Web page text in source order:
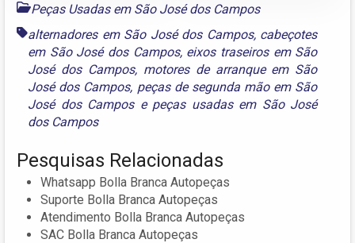
Peças Usadas em São José dos Campos
alternadores em São José dos Campos, cabeçotes
em São José dos Campos, eixos traseiros em São
José dos Campos, motores de arranque em São
José dos Campos, peças de segunda mão em São
José dos Campose peças usadas em São José
dos Campos
Pesquisas Relacionadas
Whatsapp Bolla Branca Autopeças
Suporte Bolla Branca Autopeças
Atendimento Bolla Branca Autopeças
SAC Bolla Branca Autopeças